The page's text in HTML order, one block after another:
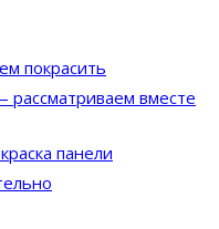
покрасить
вместе
панели